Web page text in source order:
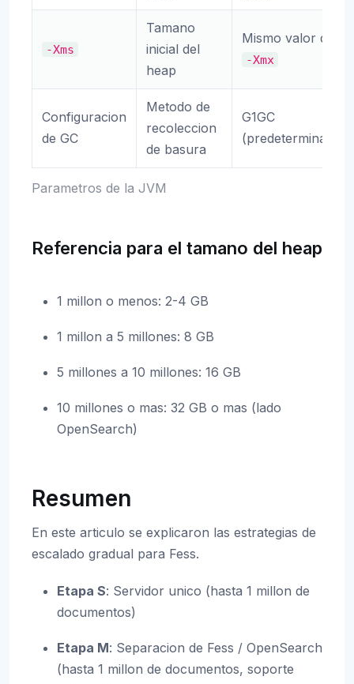
Parametros de la JVM
-Xms
Tamano
inicial del
heap
Mismo valor que
-Xmx
Configuracion
de GC
Metodo de
recoleccion
de basura
G1GC
(predeterminado)
Referencia para el tamano del heap
1 millon o menos: 2-4 GB
1 millon a 5 millones: 8 GB
5 millones a 10 millones: 16 GB
10 millones o mas: 32 GB o mas (lado
OpenSearch)
Resumen
En este articulo se explicaron las estrategias de
escalado gradual para Fess.
Etapa S: Servidor unico (hasta 1 millon de
documentos)
Etapa M: Separacion de Fess / OpenSearch
(hasta 1 millon de documentos, soporte